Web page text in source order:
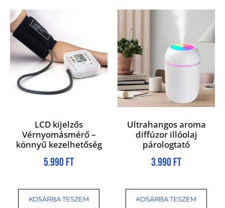
LCD kijelzős
Vérnyomásmérő –
könnyű kezelhetőség
5.990 Ft
KOSÁRBA TESZEM
Ultrahangos aroma
diffúzor illóolaj
párologtató
3.990 Ft
KOSÁRBA TESZEM